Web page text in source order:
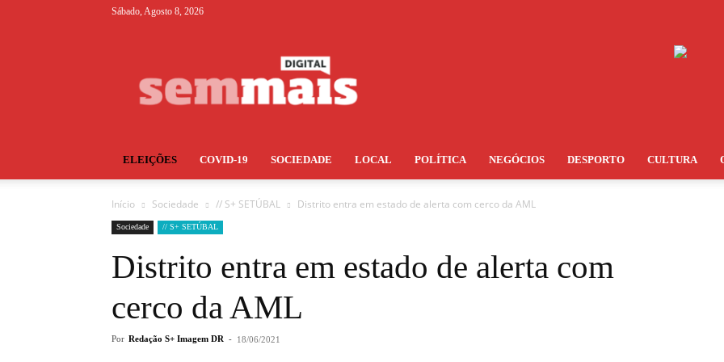
Sábado, Agosto 8, 2026
ELEIÇÕES COVID-19 SOCIEDADE LOCAL POLÍTICA NEGÓCIOS DESPORTO CULTURA
Início Sociedade // S+ SETÚBAL Distrito entra em estado de alerta com cerco da AML
Sociedade // S+ SETÚBAL
Distrito entra em estado de alerta com
cerco da AML
Por Redação S+ Imagem DR - 18/06/2021